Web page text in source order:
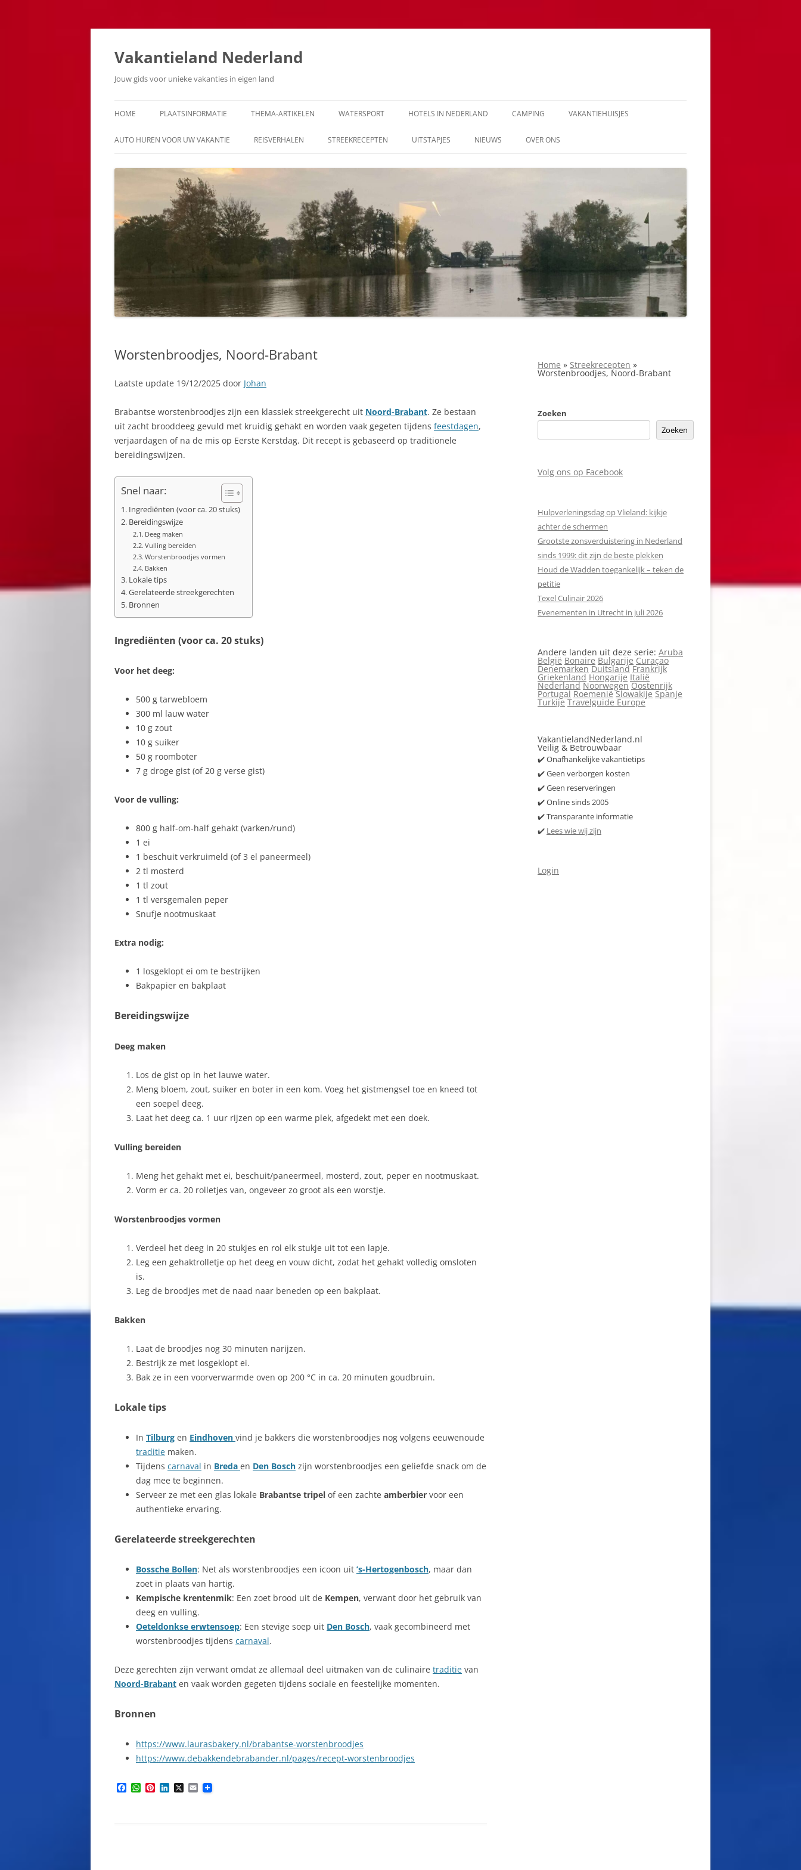
Ga
inhoud
Vakantieland Nederland
Jouw gids voor unieke vakanties in eigen land
HOME PLAATSINFORMATIE THEMA-ARTIKELEN WATERSPORT HOTELS IN NEDERLAND CAMPING VAKANTIEHUISJES
AUTO HUREN VOOR UW VAKANTIE REISVERHALEN STREEKRECEPTEN UITSTAPJES NIEUWS OVER ONS
Worstenbroodjes, Noord-Brabant
Laatste update 19/12/2025 door Johan
Brabantse worstenbroodjes zijn een klassiek streekgerecht uit Noord-Brabant. Ze bestaan
uit zacht brooddeeg gevuld met kruidig gehakt en worden vaak gegeten tijdens feestdagen,
verjaardagen of na de mis op Eerste Kerstdag. Dit recept is gebaseerd op traditionele
bereidingswijzen.
Snel naar:
Ingrediënten (voor ca. 20 stuks)
Bereidingswijze
Deeg maken
Vulling bereiden
Worstenbroodjes vormen
Bakken
Lokale tips
Gerelateerde streekgerechten
Bronnen
Ingrediënten (voor ca. 20 stuks)
Voor het deeg:
500 g tarwebloem
300 ml lauw water
10 g zout
10 g suiker
50 g roomboter
7 g droge gist (of 20 g verse gist)
Voor de vulling:
800 g half-om-half gehakt (varken/rund)
1 ei
1 beschuit verkruimeld (of 3 el paneermeel)
2 tl mosterd
1 tl zout
1 tl versgemalen peper
Snufje nootmuskaat
Extra nodig:
1 losgeklopt ei om te bestrijken
Bakpapier en bakplaat
Bereidingswijze
Deeg maken
Los de gist op in het lauwe water.
Meng bloem, zout, suiker en boter in een kom. Voeg het gistmengsel toe en kneed tot
een soepel deeg.
Laat het deeg ca. 1 uur rijzen op een warme plek, afgedekt met een doek.
Vulling bereiden
Meng het gehakt met ei, beschuit/paneermeel, mosterd, zout, peper en nootmuskaat.
Vorm er ca. 20 rolletjes van, ongeveer zo groot als een worstje.
Worstenbroodjes vormen
Verdeel het deeg in 20 stukjes en rol elk stukje uit tot een lapje.
Leg een gehaktrolletje op het deeg en vouw dicht, zodat het gehakt volledig omsloten
is.
Leg de broodjes met de naad naar beneden op een bakplaat.
Bakken
Laat de broodjes nog 30 minuten narijzen.
Bestrijk ze met losgeklopt ei.
Bak ze in een voorverwarmde oven op 200 °C in ca. 20 minuten goudbruin.
Lokale tips
In Tilburg en Eindhoven vind je bakkers die worstenbroodjes nog volgens eeuwenoude
traditie maken.
Tijdens carnaval in Breda en Den Bosch zijn worstenbroodjes een geliefde snack om de
dag mee te beginnen.
Serveer ze met een glas lokale Brabantse tripel of een zachte amberbier voor een
authentieke ervaring.
Gerelateerde streekgerechten
Bossche Bollen: Net als worstenbroodjes een icoon uit ’s-Hertogenbosch, maar dan
zoet in plaats van hartig.
Kempische krentenmik: Een zoet brood uit de Kempen, verwant door het gebruik van
deeg en vulling.
Oeteldonkse erwtensoep: Een stevige soep uit Den Bosch, vaak gecombineerd met
worstenbroodjes tijdens carnaval.
Deze gerechten zijn verwant omdat ze allemaal deel uitmaken van de culinaire traditie van
Noord-Brabant en vaak worden gegeten tijdens sociale en feestelijke momenten.
Bronnen
https://www.laurasbakery.nl/brabantse-worstenbroodjes
https://www.debakkendebrabander.nl/pages/recept-worstenbroodjes
a
W
h
P X E
m
Home » Streekrecepten »
Worstenbroodjes, Noord-Brabant
Zoeken
Zoeken
Volg ons op Facebook
Hulpverleningsdag op Vlieland: kijkje
achter de schermen
Grootste zonsverduistering in Nederland
sinds 1999: dit zijn de beste plekken
Houd de Wadden toegankelijk – teken de
petitie
Texel Culinair 2026
Evenementen in Utrecht in juli 2026
Andere landen uit deze serie: Aruba
België Bonaire Bulgarije Curaçao
Denemarken Duitsland Frankrijk
Griekenland Hongarije Italië
Nederland Noorwegen Oostenrijk
Portugal Roemenië Slowakije Spanje
Turkije Travelguide Europe
VakantielandNederland.nl
Veilig & Betrouwbaar
✔️ Onafhankelijke vakantietips
✔️ Geen verborgen kosten
✔️ Geen reserveringen
✔️ Online sinds 2005
✔️ Transparante informatie
✔️ Lees wie wij zijn
Login